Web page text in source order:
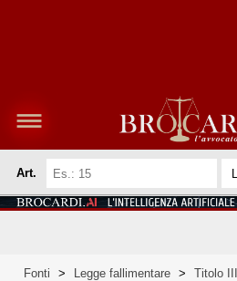
Art.
Fonti > Legge fallimentare > Titolo III